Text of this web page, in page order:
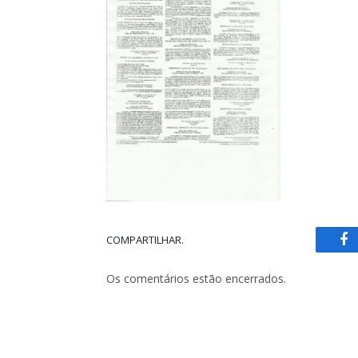
COMPARTILHAR.
Os comentários estão encerrados.